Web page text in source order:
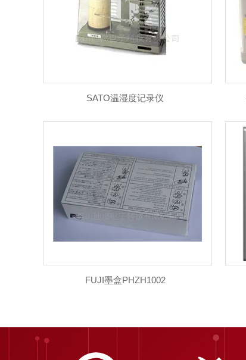
SATO温湿度记录仪
FUJI墨盒PHZH1002